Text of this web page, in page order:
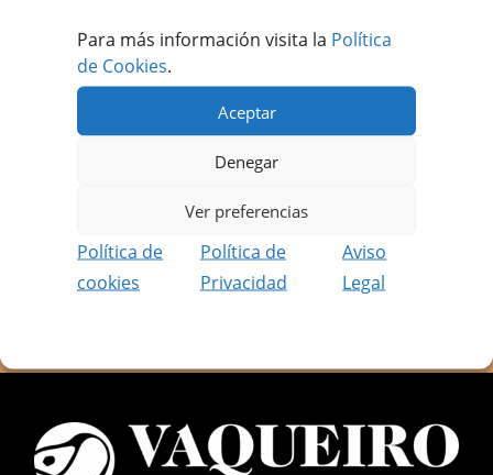
Para más información visita la Política
de Cookies.
Aceptar
Denegar
Ver preferencias
Política de
cookies
Política de
Privacidad
Aviso
Legal
Apúntate a nuestro #MEATFANCLUB
Recibe ofertas únicas y exclusivas.
Además podrás disfrutar de contenido
reservado solo para socios.